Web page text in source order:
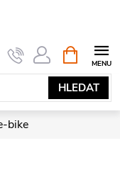
HLEDAT
NÁKUPNÍ
KOŠÍK
bike